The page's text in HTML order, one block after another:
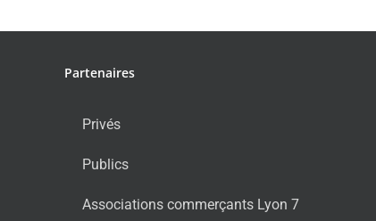
Partenaires
Privés
Publics
Associations commerçants Lyon 7